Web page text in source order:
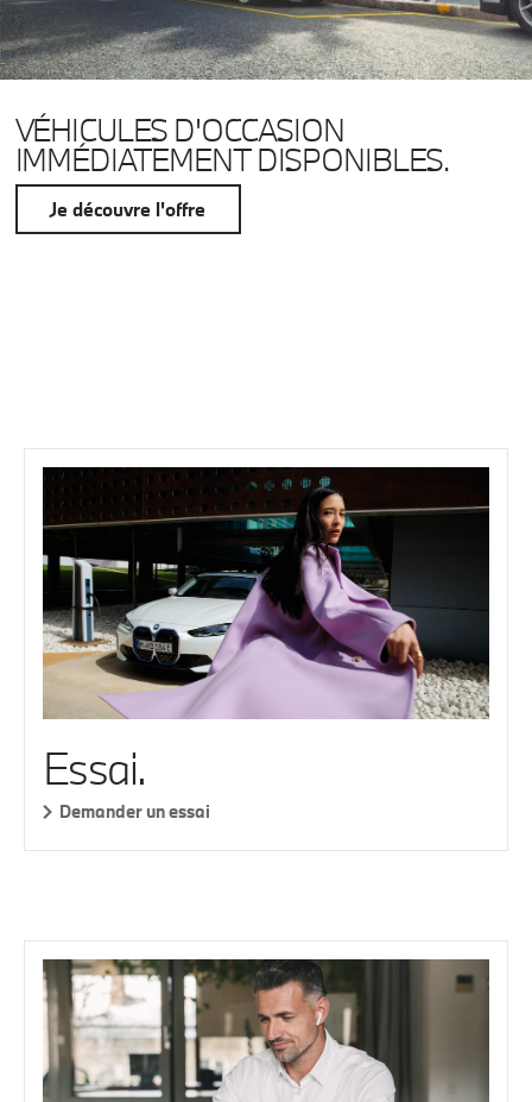
VÉHICULES D'OCCASION
IMMÉDIATEMENT DISPONIBLES.
Je découvre l'offre
Essai.
Demander un essai